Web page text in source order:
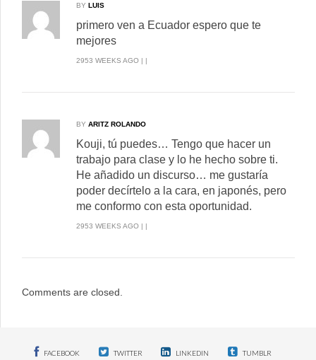
BY LUIS
primero ven a Ecuador espero que te
mejores
2953 WEEKS AGO | |
BY ARITZ ROLANDO
Kouji, tú puedes… Tengo que hacer un
trabajo para clase y lo he hecho sobre ti.
He añadido un discurso… me gustaría
poder decírtelo a la cara, en japonés, pero
me conformo con esta oportunidad.
2953 WEEKS AGO | |
Comments are closed.
FACEBOOK TWITTER LINKEDIN TUMBLR